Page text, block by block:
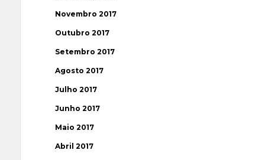
Novembro 2017
Outubro 2017
Setembro 2017
Agosto 2017
Julho 2017
Junho 2017
Maio 2017
Abril 2017